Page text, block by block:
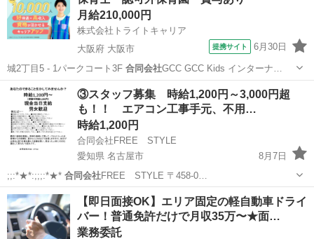
支給 給料相談（短期ア...月給210,000円
株式会社トライトキャリア
大阪府 大阪市
提携サイト 6月30日
城2丁目5 - 1パークコート3F 合同会社GCC GCC Kids インターナ…
大阪 大阪市 保育士
③スタッフ募集 時給1,200円～3,000円超
も！！ エアコン工事手元、不用…
時給1,200円
合同会社FREE STYLE
愛知県 名古屋市
8月7日
;;:*★*:;;;:*★* 合同会社FREE STYLE 〒458-0…
愛知 名古屋市 その他 時給
【即日面接OK】エリア固定の軽自動車ドライ
バー！普通免許だけで月収35万〜★面…
業務委託